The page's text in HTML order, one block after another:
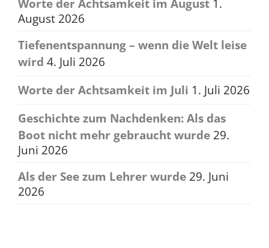
Worte der Achtsamkeit im August 1.
August 2026
Tiefenentspannung – wenn die Welt leise
wird 4. Juli 2026
Worte der Achtsamkeit im Juli 1. Juli 2026
Geschichte zum Nachdenken: Als das
Boot nicht mehr gebraucht wurde 29.
Juni 2026
Als der See zum Lehrer wurde 29. Juni
2026